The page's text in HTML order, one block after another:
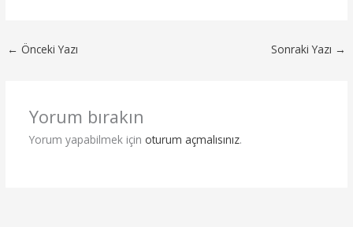
← Önceki Yazı Sonraki Yazı →
Yorum bırakın
Yorum yapabilmek için oturum açmalısınız.